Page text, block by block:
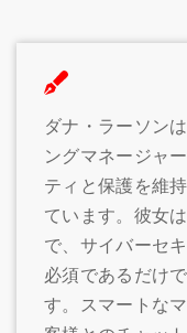
ダナ・ラーソン
ングマネージャ
ティと保護を維
ています。彼女
で、サイバーセ
必須であるだけ
す。スマートな